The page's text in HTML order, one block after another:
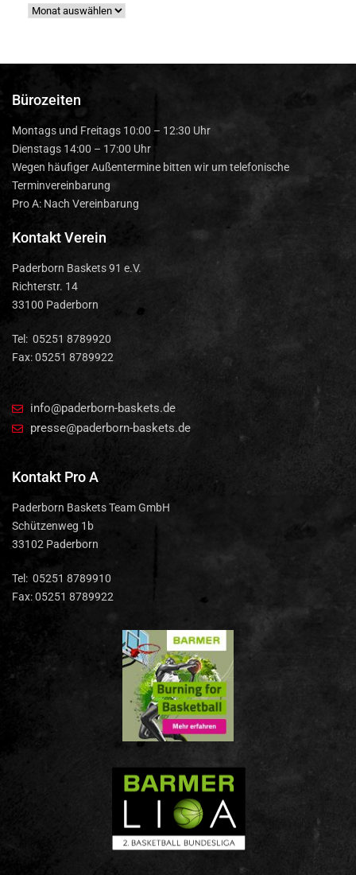
Bürozeiten
Montags und Freitags 10:00 – 12:30 Uhr
Dienstags 14:00 – 17:00 Uhr
Wegen häufiger Außentermine bitten wir um telefonische
Terminvereinbarung
Pro A: Nach Vereinbarung
Kontakt Verein
Paderborn Baskets 91 e.V.
Richterstr. 14
33100 Paderborn
Tel: 05251 8789920
Fax: 05251 8789922
info@paderborn-baskets.de
presse@paderborn-baskets.de
Kontakt Pro A
Paderborn Baskets Team GmbH
Schützenweg 1b
33102 Paderborn
Tel: 05251 8789910
Fax: 05251 8789922